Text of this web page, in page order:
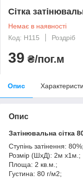
Сітка
Немає в наявності
Код: H115
Роздріб
39 ₴/пог.м
Опис
Опис
Затінювальна сітка
Ступінь затінення: 80%;
Розмір (ШхД): 2м х1м.;
Площа: 2 кв.м.;
Густина: 80 г/м2;